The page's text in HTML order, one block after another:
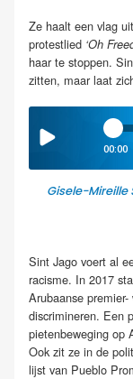
Ze haalt een vlag
protestlied ‘Oh
haar te stoppen.
zitten, maar laat
00:00
Gisele-
Sint Jago voert al
racisme. In 2017
Arubaanse
discrimineren. Een
pietenbeweging op
Ook zit ze in de
lijst van Pueblo